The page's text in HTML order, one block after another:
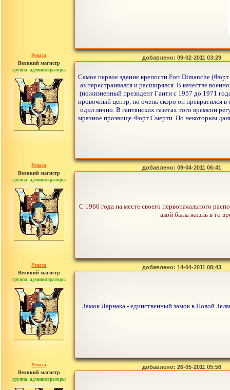
Рената
Великий магистр
группа: администраторы
сообщений: 30442
добавлено: 09-02-2011 03:29
Самое первое здание крепости Fort Dimanche
аз перестраивался и расширялся. В качестве
(пожизненный президент Гаити с 1957 до 1971
ировочный центр, но очень скоро он превратился
одил лично. В гаитянских газетах того времени
мрачное прозвище Форт Смерти. По некоторым
Рената
Великий магистр
группа: администраторы
сообщений: 30442
добавлено: 09-04-2011 06:41
С 1966 года на месте своего первоначального
акой была жизнь в то
Рената
Великий магистр
группа: администраторы
сообщений: 30442
добавлено: 14-04-2011 08:43
Замок Ларнака - единственный замок в Новой
Рената
Великий магистр
группа: администраторы
сообщений: 30442
добавлено: 26-05-2011 05:56